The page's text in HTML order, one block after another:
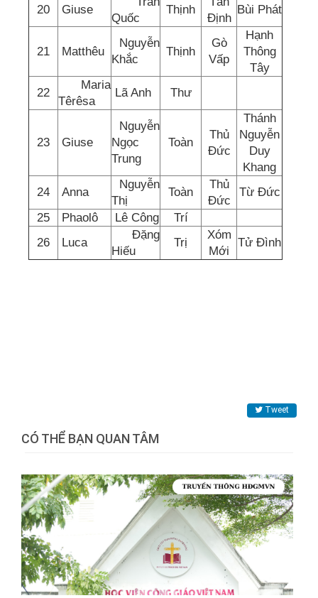
20 Giuse
Quốc
Thịnh
Định
Bùi Phát
21 Matthêu
Nguyễn
Khắc
Thịnh
Gò
Vấp
Hạnh
Thông
Tây
22
Maria
Têrêsa
Lã Anh Thư
23 Giuse
Nguyễn
Ngọc
Trung
Toàn
Thủ
Đức
Thánh
Nguyễn
Duy
Khang
24
Anna
Nguyễn
Thị
Toàn
Thủ
Đức
Từ Đức
25
Phaolô Lê Công
Trí
26
Luca
Đặng
Hiếu
Trị
Xóm
Mới
Tử Đình
Tweet
CÓ THỂ BẠN QUAN TÂM